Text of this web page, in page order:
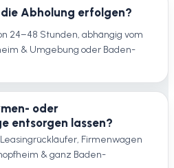
die Abholung erfolgen?
24–48 Stunden, abhängig vom
& Umgebung oder Baden-
oder
entsorgen lassen?
Firmenwagen
& ganz Baden-